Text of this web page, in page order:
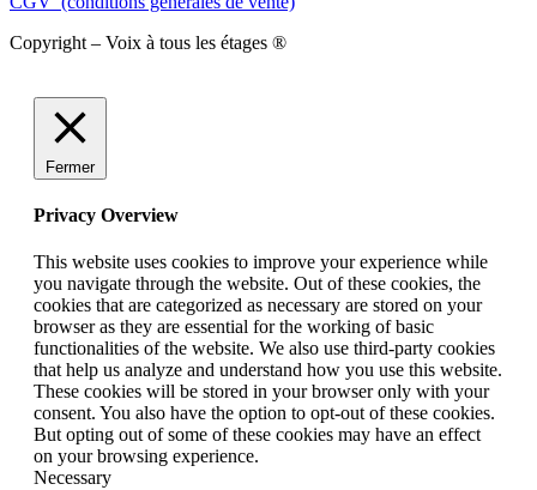
Copyright – Voix à tous les étages ®
Fermer
Privacy Overview
This website uses cookies to improve your experience while
you navigate through the website. Out of these cookies, the
cookies that are categorized as necessary are stored on your
browser as they are essential for the working of basic
functionalities of the website. We also use third-party cookies
that help us analyze and understand how you use this website.
These cookies will be stored in your browser only with your
consent. You also have the option to opt-out of these cookies.
But opting out of some of these cookies may have an effect
on your browsing experience.
Necessary